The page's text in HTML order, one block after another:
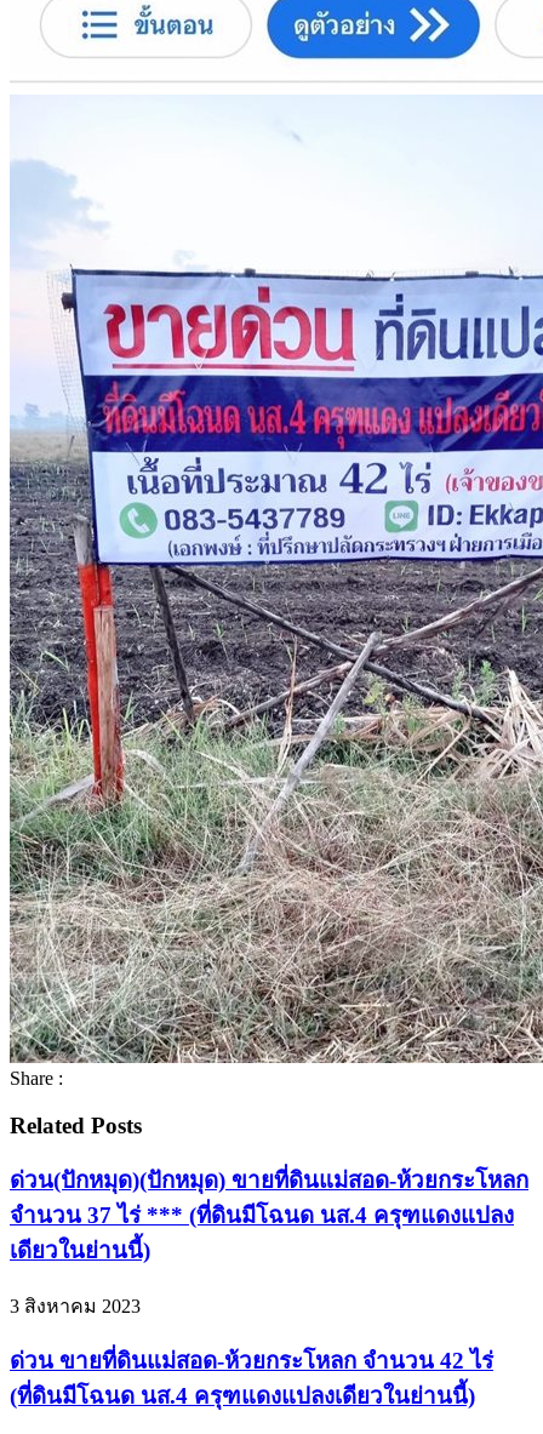
Share :
Related Posts
ด่วน(ปักหมุด)(ปักหมุด) ขายที่ดินแม่สอด-ห้วยกระโหลก
จำนวน 37 ไร่ *** (ที่ดินมีโฉนด นส.4 ครุฑแดงแปลง
เดียวในย่านนี้)
3 สิงหาคม 2023
ด่วน ขายที่ดินแม่สอด-ห้วยกระโหลก จำนวน 42 ไร่
(ที่ดินมีโฉนด นส.4 ครุฑแดงแปลงเดียวในย่านนี้)